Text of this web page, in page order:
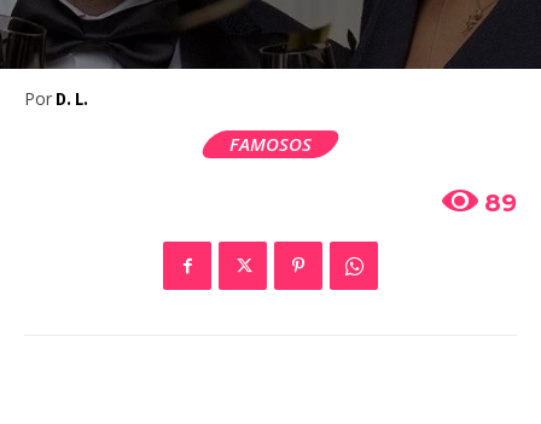
Por D. L.
FAMOSOS
89